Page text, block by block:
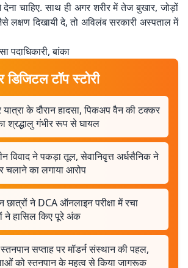
चाहिए. साथ ही अगर शरीर में तेज बुखार, जोड़ों
लक्षण दिखायी दे, तो अविलंब सरकारी अस्पताल में
पदाधिकारी, बांका
टॉप स्टोरी
यात्रा के दौरान हादसा, पिकअप वैन की टक्कर
श्रद्धालु गंभीर रूप से घायल
विवाद ने पकड़ा तूल, सेवानिवृत्त अर्धसैनिक ने
चलाने का लगाया आरोप
ने DCA ऑनलाइन परीक्षा में रचा
ने हासिल किए पूरे अंक
स्तनपान सप्ताह पर मॉडर्न संस्थान की पहल,
को स्तनपान के महत्व से किया जागरूक